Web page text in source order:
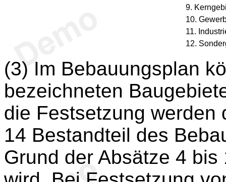
9.
10.
11.
12.
(3) Im Bebauungsplan
bezeichneten
die Festsetzung
14 Bestandteil des
Grund der Absätze 4